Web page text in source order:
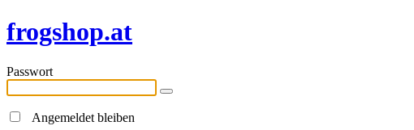
frogshop.at
Passwort
Angemeldet bleiben